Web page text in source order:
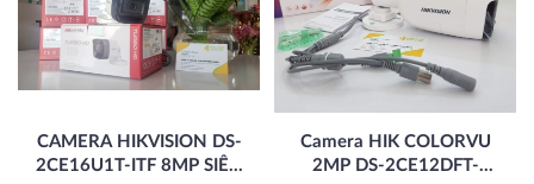
CAMERA HIKVISION DS-
2CE16U1T-ITF 8MP SIÊU
Camera HIK COLORVU
2MP DS-2CE12DFT-